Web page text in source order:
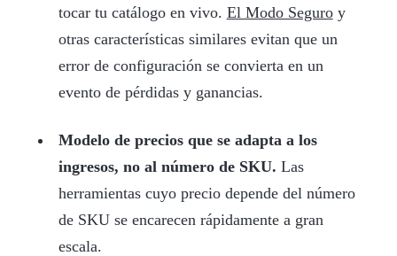
tocar tu catálogo en vivo. El Modo Seguroy
otras características similares evitan que un
error de configuración se convierta en un
evento de pérdidas y ganancias.
Modelo de precios que se adapta a los
ingresos, no al número de SKU. Las
herramientas cuyo precio depende del número
de SKU se encarecen rápidamente a gran
escala.